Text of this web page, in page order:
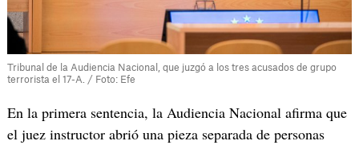
Tribunal de la Audiencia Nacional, que juzgó a los tres acusados de grupo
terrorista el 17-A. / Foto: Efe
En la primera sentencia, la Audiencia Nacional afirma que
el juez instructor abrió una pieza separada de personas